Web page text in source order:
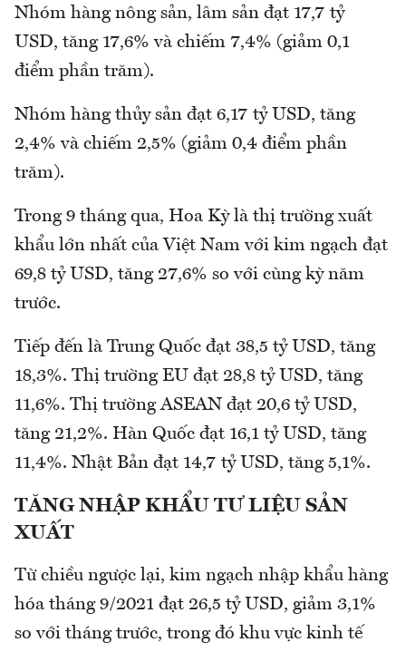
Nhóm hàng nông sản, lâm sản đạt 17,7 tỷ
USD, tăng 17,6% và chiếm 7,4% (giảm 0,1
điểm phần trăm).
Nhóm hàng thủy sản đạt 6,17 tỷ USD, tăng
2,4% và chiếm 2,5% (giảm 0,4 điểm phần
trăm).
Trong 9 tháng qua, Hoa Kỳ là thị trường xuất
khẩu lớn nhất của Việt Nam với kim ngạch đạt
69,8 tỷ USD, tăng 27,6% so với cùng kỳ năm
trước.
Tiếp đến là Trung Quốc đạt 38,5 tỷ USD, tăng
18,3%. Thị trường EU đạt 28,8 tỷ USD, tăng
11,6%. Thị trường ASEAN đạt 20,6 tỷ USD,
tăng 21,2%. Hàn Quốc đạt 16,1 tỷ USD, tăng
11,4%. Nhật Bản đạt 14,7 tỷ USD, tăng 5,1%.
TĂNG NHẬP KHẨU TƯ LIỆU SẢN
XUẤT
Từ chiều ngược lại, kim ngạch nhập khẩu hàng
hóa tháng 9/2021 đạt 26,5 tỷ USD, giảm 3,1%
so với tháng trước, trong đó khu vực kinh tế